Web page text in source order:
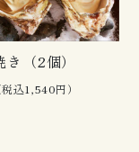
（2個）
込1,540円）